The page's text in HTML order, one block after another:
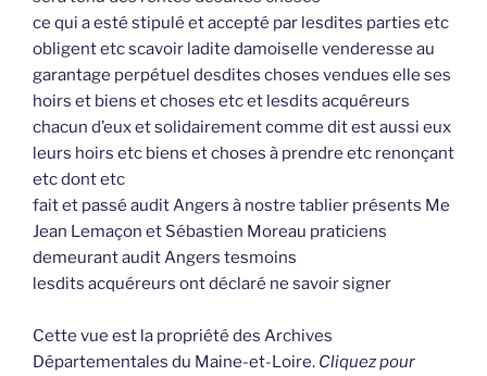
ce qui a esté stipulé et accepté par lesdites parties etc
obligent etc scavoir ladite damoiselle venderesse au
garantage perpétuel desdites choses vendues elle ses
hoirs et biens et choses etc et lesdits acquéreurs
chacun d’eux et solidairement comme dit est aussi eux
leurs hoirs etc biens et choses à prendre etc renonçant
etc dont etc
fait et passé audit Angers à nostre tablier présents Me
Jean Lemaçon et Sébastien Moreau praticiens
demeurant audit Angers tesmoins
lesdits acquéreurs ont déclaré ne savoir signer
Cette vue est la propriété des Archives
Départementales du Maine-et-Loire. Cliquez pour